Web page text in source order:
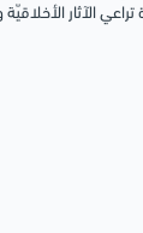
الآثار الأخلاقيّة